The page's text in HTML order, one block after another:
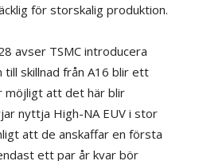
för storskalig produktion.
avser TSMC introducera
skillnad från A16 blir ett
möjligt att det här blir
nyttja High-NA EUV i stor
att de anskaffar en första
ett par år kvar bör